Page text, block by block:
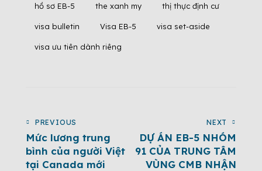
hồ sơ EB-5 the xanh my thị thực định cư
visa bulletin Visa EB-5 visa set-aside
visa ưu tiên dành riêng
PREVIOUS
Mức lương trung
bình của người Việt
tại Canada mới
NEXT
DỰ ÁN EB-5 NHÓM
91 CỦA TRUNG TÂM
VÙNG CMB NHẬN